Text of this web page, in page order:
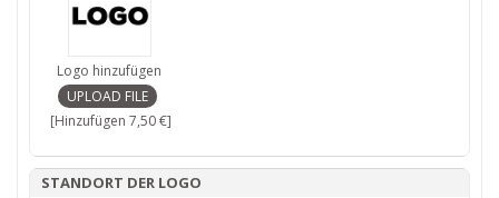
Logo hinzufügen
[Hinzufügen 7,50 €]
STANDORT DER LOGO